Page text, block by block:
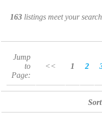
163 listings meet your
Jump
to
Page:
<< 1 2